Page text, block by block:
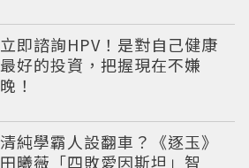
立即諮詢HPV！是對自己健康
最好的投資，把握現在不嫌
晚！
清純學霸人設翻車？《逐玉》
田曦薇「四敗愛因斯坦」智